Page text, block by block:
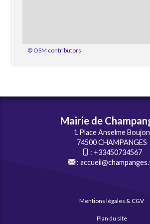
© OSM contributors
Mairie de
1 Place Anselme Boujon
74500 CHAMPANGES
: +33450734567
:
Mentions légales & CGV
Plan du site